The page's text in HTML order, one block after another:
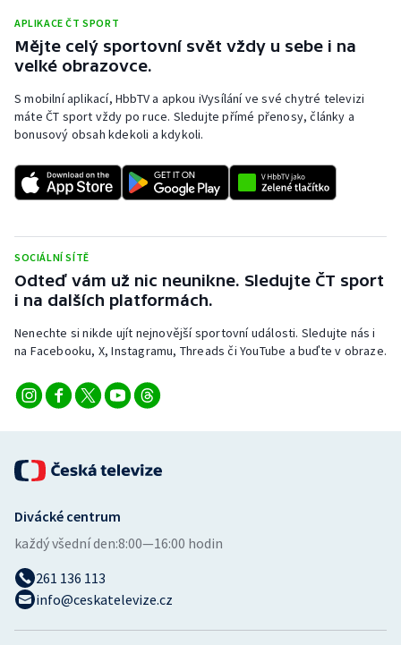
Ragby
Rychlobruslení
Rychlostní kanoistika
Short track
Stolní tenis
Triatlon
Veslování
Vodní slalom
Volejbal
Ostatní
APLIKACE ČT SPORT
Mějte celý sportovní svět vždy u sebe i na
velké obrazovce.
S mobilní aplikací, HbbTV a apkou iVysílání ve své chytré televizi
máte ČT sport vždy po ruce. Sledujte přímé přenosy, články a
bonusový obsah kdekoli a kdykoli.
SOCIÁLNÍ SÍTĚ
Odteď vám už nic neunikne. Sledujte ČT sport
i na dalších platformách.
Nenechte si nikde ujít nejnovější sportovní události. Sledujte nás i
na Facebooku, X, Instagramu, Threads či YouTube a buďte v obraze.
Divácké centrum
každý všední den:8:00—16:00 hodin
261 136 113
info@ceskatelevize.cz